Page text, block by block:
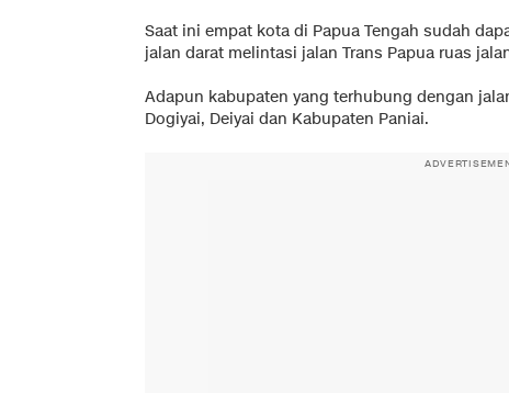
Saat ini empat kota di Papua Tengah sudah
jalan darat melintasi jalan Trans Papua ruas
Adapun kabupaten yang terhubung dengan
Dogiyai, Deiyai dan Kabupaten Paniai.